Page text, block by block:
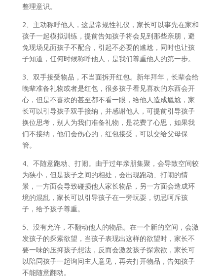
整理意识。
2、主动称呼他人，这是常规性礼仪，家长可以事先在家和
孩子一起模拟训练，提前告知孩子将会见到那些亲朋，避
免现场见面孩子不配合，引起不必要的尴尬，同时也让孩
子知道，任何时候称呼他人，是我们尊重他人的第一步。
3、双手接受物品，不当面拆开红包。新年拜年，长辈会给
晚辈准备礼物或者是红包，很多孩子看见喜欢的东西会开
心，但是不喜欢的甚至都不看一眼，给他人造成尴尬，家
长可以引导孩子双手接纳，并感谢他人，可提前引导孩子
换位思考，别人为我们准备礼物，是花费了心思，如果我
们不接纳，他们会伤心的，红包接受，可以交给父母保
管。
4、不随意跑动、打闹。由于过年亲朋集聚，会导致空间较
为狭小，但是孩子之间的相处，会出现跑动、打闹的情
景，一方面会导致碰损他人家长物品，另一方面会造成环
境的混乱，家长可以引导孩子在一旁玩耍，切忌呵斥孩
子，给予孩子尊重。
5、没有允许，不翻动他人的物品。在一个新的空间，会激
发孩子的探索欲望，当孩子表现出这样的欲望时，家长不
要一味的压抑孩子想法，反而会激发孩子探索欲，家长可
以陪同孩子一起询问主人意见，再去打开物品，告知孩子
不能随意翻动。